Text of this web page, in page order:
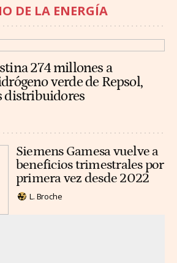
DE LA ENERGÍA
274 millones a
verde de Repsol,
distribuidores
Siemens Gamesa vuelve a
beneficios trimestrales por
primera vez desde 2022
L. Broche